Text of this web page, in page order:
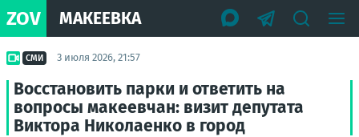
ZOV МАКЕЕВКА
СМИ 3 июля 2026, 21:57
Восстановить парки и ответить на
вопросы макеевчан: визит депутата
Виктора Николаенко в город